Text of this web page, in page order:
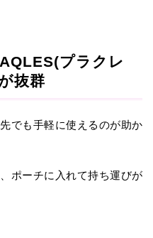
プラクレ
抜群
でも手軽に使えるのが助か
ポーチに入れて持ち運びが